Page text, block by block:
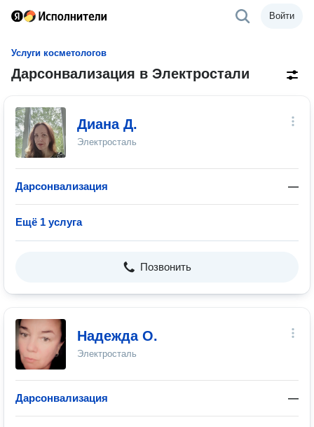
Войти
Услуги косметологов
Дарсонвализация в Электростали
Диана Д.
Электросталь
Дарсонвализация —
Ещё 1 услуга
Позвонить
Надежда О.
Электросталь
Дарсонвализация —